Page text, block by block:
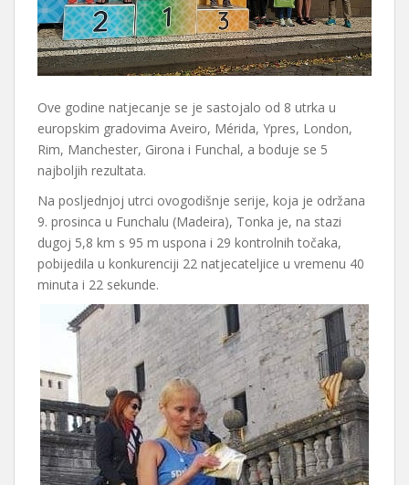
Ove godine natjecanje se je sastojalo od 8 utrka u
europskim gradovima Aveiro, Mérida, Ypres, London,
Rim, Manchester, Girona i Funchal, a boduje se 5
najboljih rezultata.
Na posljednjoj utrci ovogodišnje serije, koja je održana
9. prosinca u Funchalu (Madeira), Tonka je, na stazi
dugoj 5,8 km s 95 m uspona i 29 kontrolnih točaka,
pobijedila u konkurenciji 22 natjecateljice u vremenu 40
minuta i 22 sekunde.